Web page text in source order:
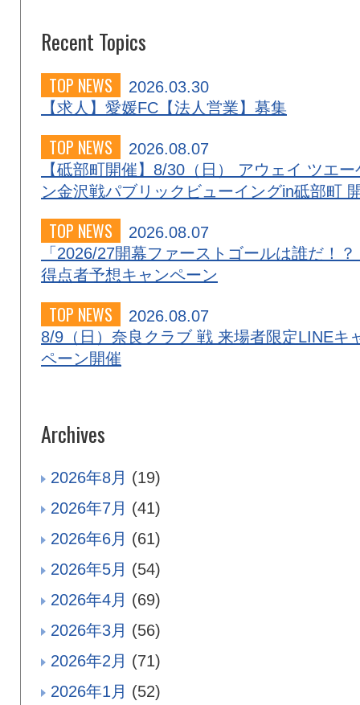
Recent Topics
TOP NEWS
2026.03.30
【求人】愛媛FC【法人営業】募集
TOP NEWS
2026.08.07
【砥部町開催】8/30（日） アウェイ ツエー
ン金沢戦パブリックビューイングin砥部町
TOP NEWS
2026.08.07
「2026/27開幕ファーストゴールは誰だ！？
得点者予想キャンペーン
TOP NEWS
2026.08.07
8/9（日）奈良クラブ 戦 来場者限定LINEキ
ペーン開催
Archives
2026年8月 (19)
2026年7月 (41)
2026年6月 (61)
2026年5月 (54)
2026年4月 (69)
2026年3月 (56)
2026年2月 (71)
2026年1月 (52)